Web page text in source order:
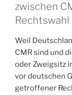
zwischen
Rechtswahl
Weil
CMR sind und
oder Zweigsitz
vor deutschen
getroffener